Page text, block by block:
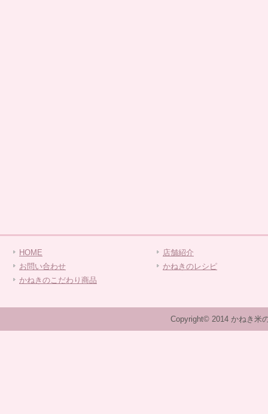
HOME
お問い合わせ
かねきのこだわり商品
店舗紹介
かねきのレシピ
Copyright© 2014 かねき米